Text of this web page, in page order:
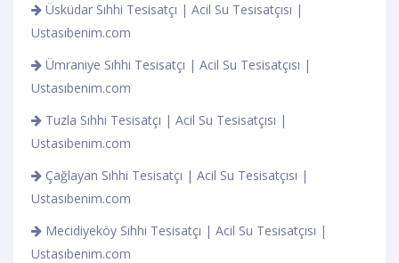
Üsküdar Sıhhi Tesisatçı | Acil Su Tesisatçısı |
Ustasıbenim.com
Ümraniye Sıhhi Tesisatçı | Acil Su Tesisatçısı |
Ustasıbenim.com
Tuzla Sıhhi Tesisatçı | Acil Su Tesisatçısı |
Ustasıbenim.com
Çağlayan Sıhhi Tesisatçı | Acil Su Tesisatçısı |
Ustasıbenim.com
Mecidiyeköy Sıhhi Tesisatçı | Acil Su Tesisatçısı |
Ustasıbenim.com